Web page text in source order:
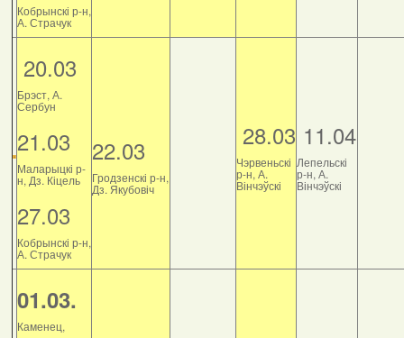
Кобрынскі р-н,
А. Страчук
20.03
Брэст, А.
Сербун
21.03
Маларыцкі р-
н, Дз. Кіцель
27.03
Кобрынскі р-н,
А. Страчук
22.03
Гродзенскі р-н,
Дз. Якубовіч
28.03
Чэрвеньскі
р-н, А.
Вінчэўскі
11.04
Лепельскі
р-н, А.
Вінчэўскі
01.03.
Каменец,